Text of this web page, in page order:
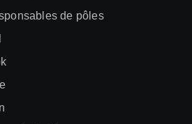
de pôles